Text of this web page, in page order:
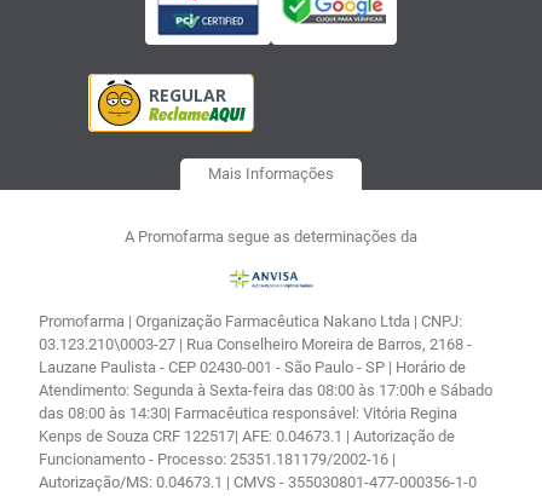
Mais Informações
A Promofarma segue as determinações da
Promofarma | Organização Farmacêutica Nakano Ltda | CNPJ:
03.123.210\0003-27 | Rua Conselheiro Moreira de Barros, 2168 -
Lauzane Paulista - CEP 02430-001 - São Paulo - SP | Horário de
Atendimento: Segunda à Sexta-feira das 08:00 às 17:00h e Sábado
das 08:00 às 14:30| Farmacêutica responsável: Vitória Regina
Kenps de Souza CRF 122517| AFE: 0.04673.1 | Autorização de
Funcionamento - Processo: 25351.181179/2002-16 |
Autorização/MS: 0.04673.1 | CMVS - 355030801-477-000356-1-0